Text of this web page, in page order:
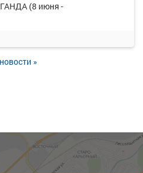
(8 июня -
»